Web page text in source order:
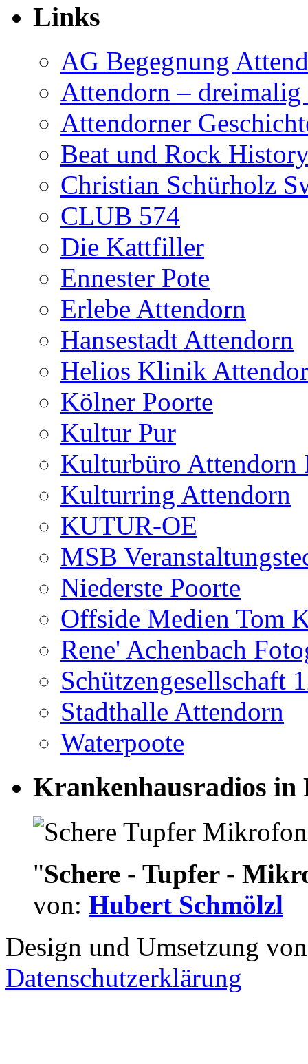
Links
AG Begegnung
Attendorn –
Attendorner
Beat und Rock
Christian Schürholz
CLUB 574
Die Kattfiller
Ennester Pote
Erlebe Attendorn
Hansestadt Attendorn
Helios Klinik
Kölner Poorte
Kultur Pur
Kulturbüro Attendorn
Kulturring Attendorn
KUTUR-OE
MSB
Niederste Poorte
Offside Medien Tom
Rene' Achenbach
Schützengesellschaft
Stadthalle Attendorn
Waterpoote
Krankenhausradios in
"Schere - Tupfer -
von: Hubert Schmölzl
Design und Umsetzung
Datenschutzerklärung